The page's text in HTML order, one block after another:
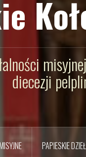
diecezji
PAPIESKIE